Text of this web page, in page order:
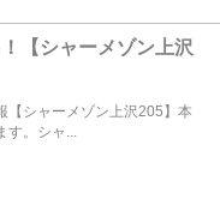
【シャーメゾン上沢
【シャーメゾン上沢205】本
す。シャ...